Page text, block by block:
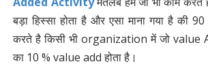
बड़ा हिस्सा होता है और एसा माना गया है की
करते है किसी भी organization में जो value
का 10 % value add होता है।